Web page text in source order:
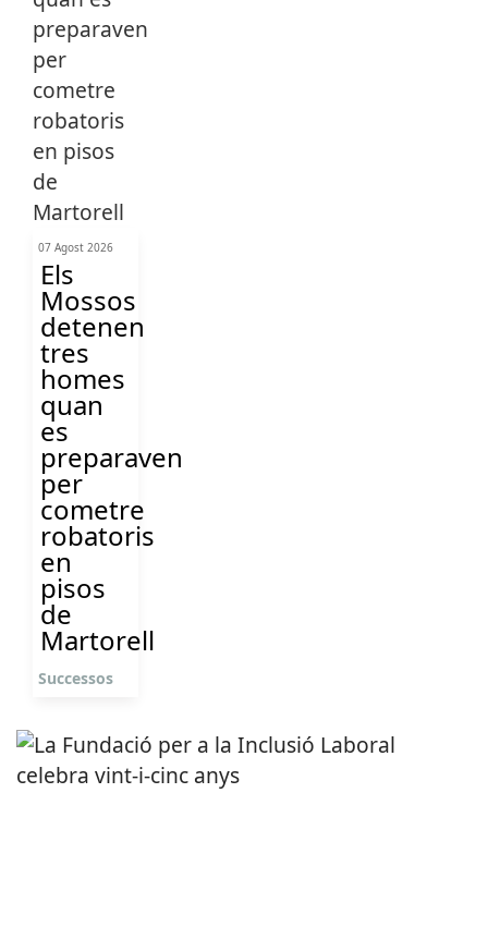
07 Agost 2026
Els
Mossos
detenen
tres
homes
quan
es
preparaven
per
cometre
robatoris
en
pisos
de
Martorell
Successos